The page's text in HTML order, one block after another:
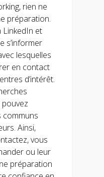
rien ne
préparation.
LinkedIn et
s’informer
lesquelles
en contact
d’intérêt.
communs
Ainsi,
vous
ou leur
préparation